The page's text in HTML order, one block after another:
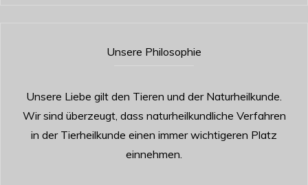
Unsere Philosophie
Unsere Liebe gilt den Tieren und der Naturheilkunde.
Wir sind überzeugt, dass naturheilkundliche Verfahren
in der Tierheilkunde einen immer wichtigeren Platz
einnehmen.